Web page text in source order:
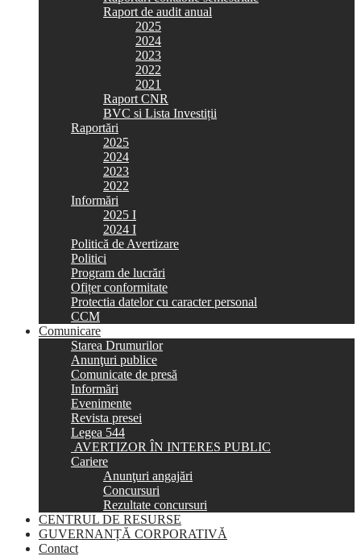
Raport de audit anual
2025
2024
2023
2022
2021
Raport CNR
BVC si Lista Investiții
Raportări
2025
2024
2023
2022
Informări
2025 I
2024 I
Politică de Avertizare
Politici
Program de lucrări
Ofițer conformitate
Protectia datelor cu caracter personal
CCM
Comunicare
Starea Drumurilor
Anunţuri publice
Comunicate de presă
Informări
Evenimente
Revista presei
Legea 544
AVERTIZOR ÎN INTERES PUBLIC
Cariere
Anunţuri angajări
Concursuri
Rezultate concursuri
CENTRUL DE RESURSE
GUVERNANȚĂ CORPORATIVĂ
Contact